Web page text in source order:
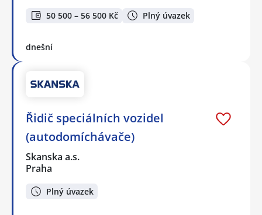
50 500 – 56 500 Kč Plný úvazek
dnešní
Řidič speciálních vozidel
(autodomíchávače)
Skanska a.s.
Praha
Plný úvazek